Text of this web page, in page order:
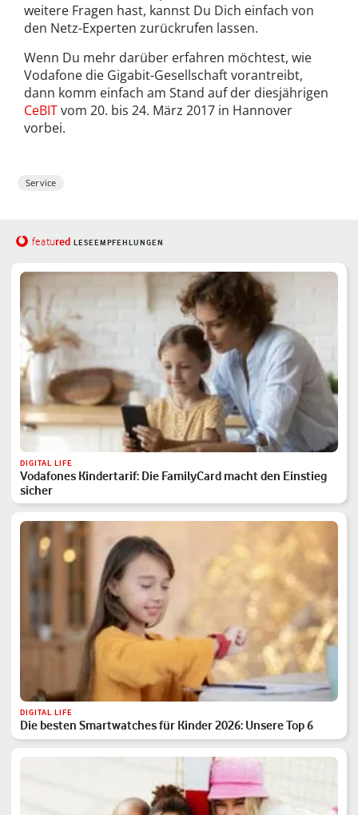
weitere Fragen hast, kannst Du Dich einfach von
den Netz-Experten zurückrufen lassen.
Wenn Du mehr darüber erfahren möchtest, wie
Vodafone die Gigabit-Gesellschaft vorantreibt,
dann komm einfach am Stand auf der diesjährigen
CeBITvom 20. bis 24. März 2017 in Hannover
vorbei.
Service
featured LESEEMPFEHLUNGEN
DIGITAL LIFE
Vodafones Kindertarif: Die FamilyCard macht den Einstieg
sicher
DIGITAL LIFE
Die besten Smartwatches für Kinder 2026: Unsere Top 6